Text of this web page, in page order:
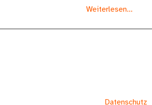
Weiterlesen...
Datenschutz